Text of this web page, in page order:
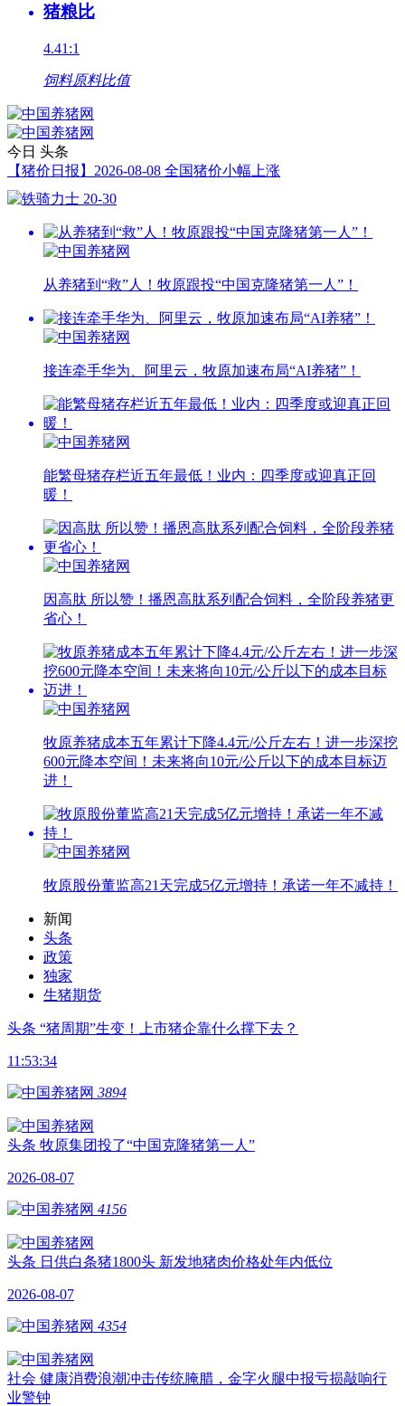
猪粮比
4.41:1
饲料原料比值
今日 头条
【猪价日报】2026-08-08 全国猪价小幅上涨
从养猪到“救”人！牧原跟投“中国克隆猪第一人”！
接连牵手华为、阿里云，牧原加速布局“AI养猪”！
能繁母猪存栏近五年最低！业内：四季度或迎真正回
暖！
因高肽 所以赞！播恩高肽系列配合饲料，全阶段养猪更
省心！
牧原养猪成本五年累计下降4.4元/公斤左右！进一步深挖
600元降本空间！未来将向10元/公斤以下的成本目标迈
进！
牧原股份董监高21天完成5亿元增持！承诺一年不减持！
新闻
头条
政策
独家
生猪期货
头条 “猪周期”生变！上市猪企靠什么撑下去？
11:53:34
3894
头条 牧原集团投了“中国克隆猪第一人”
2026-08-07
4156
头条 日供白条猪1800头 新发地猪肉价格处年内低位
2026-08-07
4354
社会 健康消费浪潮冲击传统腌腊，金字火腿中报亏损敲响行
业警钟